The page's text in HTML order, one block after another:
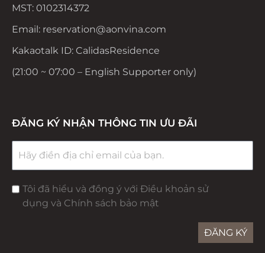
MST: 0102314372
Email: reservation@aonvina.com
Kakaotalk ID: CalidasResidence
(21:00 ~ 07:00 – English Supporter only)
ĐĂNG KÝ NHẬN THÔNG TIN ƯU ĐÃI
Tôi đã hiểu và đồng ý với Điều khoản sử
dụng và Chính sách bảo mật
ĐĂNG KÝ